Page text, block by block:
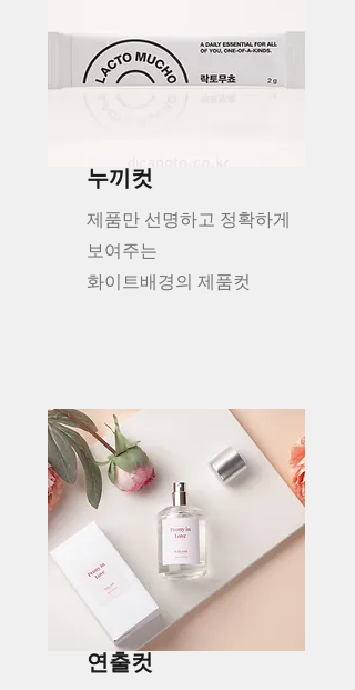
​누끼컷
제품만 선명하고 정확하게
보여주는
화이트배경의 제품컷
연출컷